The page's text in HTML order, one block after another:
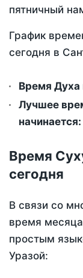
пятничный
График
сегодня в
Время Духа
Лучшее
Время
сегодня
В связи со
время месяца
простым
Уразой: